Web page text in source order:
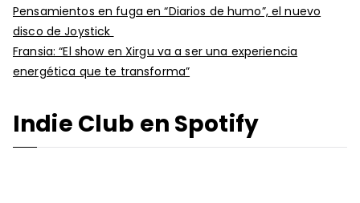
Pensamientos en fuga en “Diarios de humo”, el nuevo
disco de Joystick
Fransia: “El show en Xirgu va a ser una experiencia
energética que te transforma”
Indie Club en Spotify